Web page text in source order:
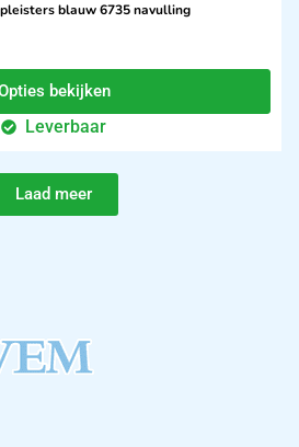
blauw 6735 navulling
bekijken
Leverbaar
Laad meer